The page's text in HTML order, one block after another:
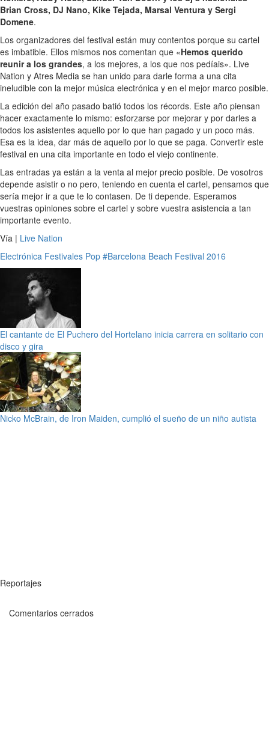
Brian Cross, DJ Nano, Kike Tejada, Marsal Ventura y Sergi
Domene.
Los organizadores del festival están muy contentos porque su cartel
es imbatible. Ellos mismos nos comentan que «Hemos querido
reunir a los grandes, a los mejores, a los que nos pedíais». Live
Nation y Atres Media se han unido para darle forma a una cita
ineludible con la mejor música electrónica y en el mejor marco posible.
La edición del año pasado batió todos los récords. Este año piensan
hacer exactamente lo mismo: esforzarse por mejorar y por darles a
todos los asistentes aquello por lo que han pagado y un poco más.
Esa es la idea, dar más de aquello por lo que se paga. Convertir este
festival en una cita importante en todo el viejo continente.
Las entradas ya están a la venta al mejor precio posible. De vosotros
depende asistir o no pero, teniendo en cuenta el cartel, pensamos que
sería mejor ir a que te lo contasen. De ti depende. Esperamos
vuestras opiniones sobre el cartel y sobre vuestra asistencia a tan
importante evento.
Vía | Live Nation
Electrónica Festivales Pop #Barcelona Beach Festival 2016
El cantante de El Puchero del Hortelano inicia carrera en solitario con
disco y gira
Nicko McBrain, de Iron Maiden, cumplió el sueño de un niño autista
Reportajes
Comentarios cerrados